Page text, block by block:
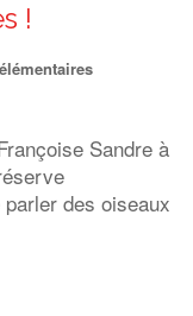
!
Sandre à
des oiseaux